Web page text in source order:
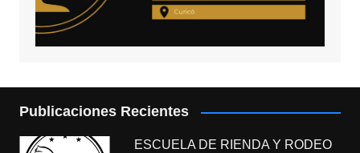
Publicaciones Recientes
ESCUELA DE RIENDA Y RODEO